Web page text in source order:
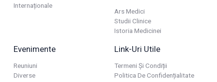
Internaționale
Ars Medici
Studii Clinice
Istoria Medicinei
Evenimente
Reuniuni
Diverse
Link-Uri Utile
Termeni Și Condiții
Politica De Confidențialitate